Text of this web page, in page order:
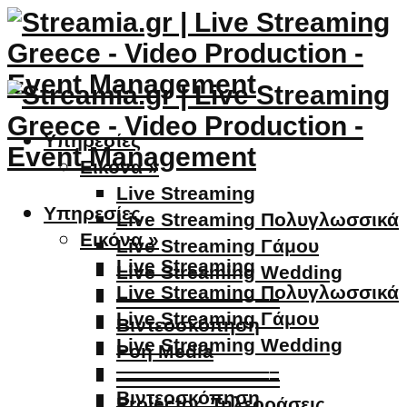
Υπηρεσίες
Εικόνα »
Live Streaming
Live Streaming Πολυγλωσσικά
Live Streaming Γάμου
Live Streaming Wedding
————————–
Βιντεοσκόπηση
Ροή Media
————————–
Υπηρεσίες
Εικόνα »
Live Streaming
Live Streaming Πολυγλωσσικά
Live Streaming Γάμου
Live Streaming Wedding
————————–
Βιντεοσκόπηση